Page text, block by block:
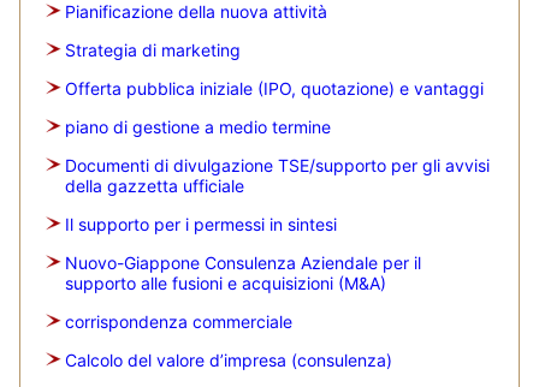
Pianificazione della nuova attività
Strategia di marketing
Offerta pubblica iniziale (IPO, quotazione) e vantaggi
piano di gestione a medio termine
Documenti di divulgazione TSE/supporto per gli avvisi
della gazzetta ufficiale
Il supporto per i permessi in sintesi
Nuovo-Giappone Consulenza Aziendale per il
supporto alle fusioni e acquisizioni (M&A)
corrispondenza commerciale
Calcolo del valore d’impresa (consulenza)